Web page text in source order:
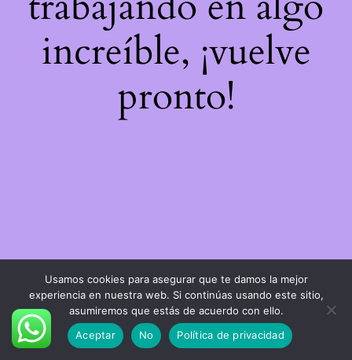
increíble, ¡vuelve
pronto!
Usamos cookies para asegurar que te damos la mejor
experiencia en nuestra web. Si continúas usando este sitio,
asumiremos que estás de acuerdo con ello.
Aceptar
No Política de privacidad